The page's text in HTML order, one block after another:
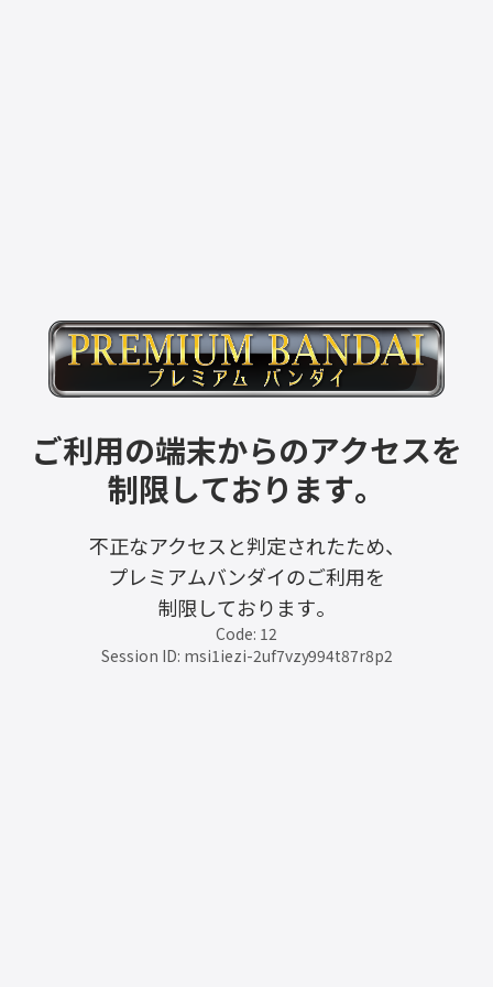
ご利用の端末からのアクセスを
制限しております。
不正なアクセスと判定されたため、
プレミアムバンダイのご利用を
制限しております。
Code: 12
Session ID: msi1iezi-2uf7vzy994t87r8p2